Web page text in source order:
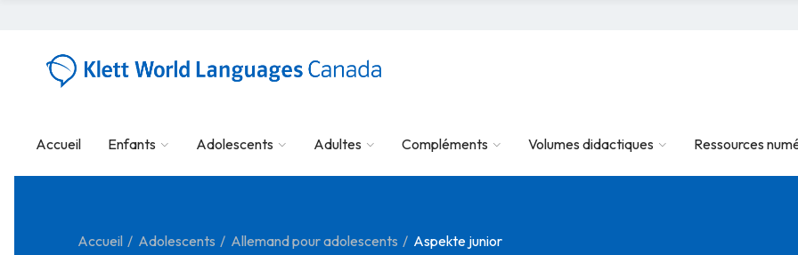
Accueil Enfants Adolescents Adultes Compléments Volumes didactiques Ressources
Accueil Adolescents Allemand pour adolescents Aspekte junior